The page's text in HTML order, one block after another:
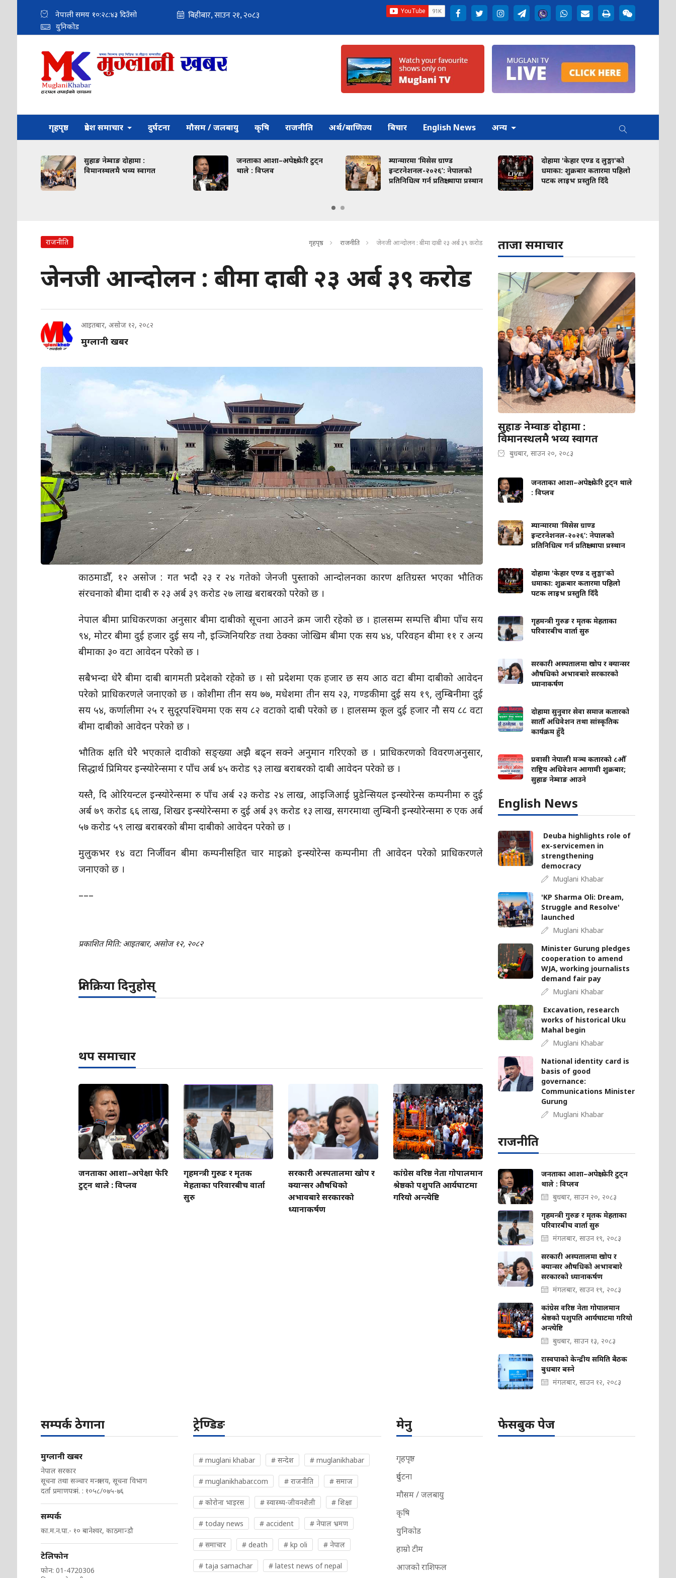
नेपाली समय १०:२८:४४ दिउँसो
युनिकोड
गृहपृष्ठ प्रदेश समाचार दुर्घटना मौसम / जलबायु कृषि राजनीति अर्थ/बाणिज्य बिचार English News अन्य
सुहाङ नेम्वाङ दोहामा :
विमानस्थलमै भव्य स्वागत
जनताका आशा–अपेक्षा फेरि टुट्न
थाले : विप्लव
म्यान्मारमा ‘मिसेस ग्राण्ड
इन्टरनेशनल-२०२६’: नेपालको
प्रतिनिधित्व गर्न प्रतिक्षा थापा प्रस्थान
दोहामा 'केहार एण्ड द लुङ्गा'को
धमाका: शुक्रबार कतारमा पहिलो
पटक लाइभ प्रस्तुति दिँदै
राजनीति गृहपृष्ठ राजनीति जेनजी आन्दोलन : बीमा दाबी २३ अर्ब ३९ करोड
जेनजी आन्दोलन : बीमा दाबी २३ अर्ब ३९ करोड
आइतबार, असोज १२, २०८२
मुग्लानी खबर
काठमाडौँ, १२ असोज : गत भदौ २३ र २४ गतेको जेनजी पुस्ताको आन्दोलनका कारण क्षतिग्रस्त भएका भौतिक
संरचनाको बीमा दाबी रु २३ अर्ब ३९ करोड २७ लाख बराबरको परेको छ ।
नेपाल बीमा प्राधिकरणका अनुसार बीमा दाबीको सूचना आउने क्रम जारी रहेको छ । हालसम्म सम्पत्ति बीमा पाँच सय
९४, मोटर बीमा दुई हजार दुई सय नौ, इञ्जिनियरिङ तथा ठेक्का जोखिम बीमा एक सय ४४, परिवहन बीमा ११ र अन्य
बीमाका ३० वटा आवेदन परेको छ ।
सबैभन्दा धेरै बीमा दाबी बागमती प्रदेशको रहेको छ । सो प्रदेशमा एक हजार छ सय आठ वटा बीमा दाबीको आवेदन
परेको प्राधिकरणले जनाएको छ । कोशीमा तीन सय ७७, मधेशमा तीन सय २३, गण्डकीमा दुई सय १९, लुम्बिनीमा दुई
सय ५४, कर्णालीमा २५ र सुदूरपश्चिममा एक सय ८२ वटाको दाबी परेको छ । हालसम्म कूल दुई हजार नौ सय ८८ वटा
बीमा दाबीको आवेदन परेको छ ।
भौतिक क्षति धेरै भएकाले दावीको सङ्ख्या अझै बढ्न सक्ने अनुमान गरिएको छ । प्राधिकरणको विवरणअनुसार,
सिद्धार्थ प्रिमियर इन्स्योरेन्समा र पाँच अर्ब ४५ करोड ९३ लाख बराबरको दाबी आवेदन परेको छ ।
यस्तै, दि ओरियन्टल इन्स्योरेन्समा रु पाँच अर्ब २३ करोड २४ लाख, आइजिआई प्रुडेन्सियल इन्स्योरेन्स कम्पनीमा रु दुई
अर्ब ७९ करोड ६६ लाख, शिखर इन्स्योरेन्समा रु दुई अर्ब ३९ करोड १३ लाख, सगरमाथा लुम्बिनी इन्स्योरेन्समा रु एक अर्ब
५७ करोड ५९ लाख बराबरको बीमा दाबीको आवेदन परेको छ ।
मुलुकभर १४ वटा निर्जीवन बीमा कम्पनीसहित चार माइक्रो इन्स्योरेन्स कम्पनीमा ती आवेदन परेको प्राधिकरणले
जनाएको छ ।
–––
प्रकाशित मिति: आइतबार, असोज १२, २०८२
प्रतिक्रिया दिनुहोस्
थप समाचार
जनताका आशा–अपेक्षा फेरि
टुट्न थाले : विप्लव
गृहमन्त्री गुरुङ र मृतक
मेहताका परिवारबीच वार्ता
सुरु
सरकारी अस्पतालमा खोप र
क्यान्सर औषधिको
अभावबारे सरकारको
ध्यानाकर्षण
कांग्रेस वरिष्ठ नेता गोपालमान
श्रेष्ठको पशुपति आर्यघाटमा
गरियो अन्त्येष्टि
ताजा समाचार
सुहाङ नेम्वाङ दोहामा :
विमानस्थलमै भव्य स्वागत
बुधबार, साउन २०, २०८३
जनताका आशा–अपेक्षा फेरि टुट्न थाले
: विप्लव
म्यान्मारमा ‘मिसेस ग्राण्ड
इन्टरनेशनल-२०२६’: नेपालको
प्रतिनिधित्व गर्न प्रतिक्षा थापा प्रस्थान
दोहामा 'केहार एण्ड द लुङ्गा'को
धमाका: शुक्रबार कतारमा पहिलो
पटक लाइभ प्रस्तुति दिँदै
गृहमन्त्री गुरुङ र मृतक मेहताका
परिवारबीच वार्ता सुरु
सरकारी अस्पतालमा खोप र क्यान्सर
औषधिको अभावबारे सरकारको
ध्यानाकर्षण
दोहामा सुनुवार सेवा समाज कतारको
सातौँ अधिवेशन तथा सांस्कृतिक
कार्यक्रम हुँदै
प्रवासी नेपाली मञ्च कतारको ८औँ
राष्ट्रिय अधिवेशन आगामी शुक्रबार;
सुहाङ नेम्वाङ आउने
English News
Deuba highlights role of
ex-servicemen in
strengthening
democracy
Muglani Khabar
'KP Sharma Oli: Dream,
Struggle and Resolve'
launched
Muglani Khabar
Minister Gurung pledges
cooperation to amend
WJA, working journalists
demand fair pay
Muglani Khabar
Excavation, research
works of historical Uku
Mahal begin
Muglani Khabar
National identity card is
basis of good
governance:
Communications Minister
Gurung
Muglani Khabar
राजनीति
जनताका आशा–अपेक्षा फेरि टुट्न
थाले : विप्लव
बुधबार, साउन २०, २०८३
गृहमन्त्री गुरुङ र मृतक मेहताका
परिवारबीच वार्ता सुरु
मंगलबार, साउन १९, २०८३
सरकारी अस्पतालमा खोप र
क्यान्सर औषधिको अभावबारे
सरकारको ध्यानाकर्षण
मंगलबार, साउन १९, २०८३
कांग्रेस वरिष्ठ नेता गोपालमान
श्रेष्ठको पशुपति आर्यघाटमा गरियो
अन्त्येष्टि
बुधबार, साउन १३, २०८३
रास्वपाको केन्द्रीय समिति बैठक
बुधबार बस्ने
मंगलबार, साउन १२, २०८३
सम्पर्क ठेगाना
मुग्लानी खबर
नेपाल सरकार
सूचना तथा सञ्चार मन्त्रालय, सूचना विभाग
दर्ता प्रमाणपत्र नं. : १०५८/०७५-७६
सम्पर्क
का.म.न.पा.- १० बानेश्वर, काठमान्डौ
टेलिफोन
फोन: 01-4720306
ट्रेण्डिङ
# muglani khabar # सन्देश # muglanikhabar
# muglanikhabar.com # राजनीति # समाज
# कोरोना भाइरस # स्वास्थ्य-जीवनशैली # शिक्षा
# today news # accident # नेपाल भ्रमण
# समाचार # death # kp oli # नेपाल
# taja samachar # latest news of nepal
मेनु
गृहपृष्ठ
दुर्घटना
मौसम / जलबायु
कृषि
युनिकोड
हाम्रो टीम
आजको राशिफल
फेसबुक पेज